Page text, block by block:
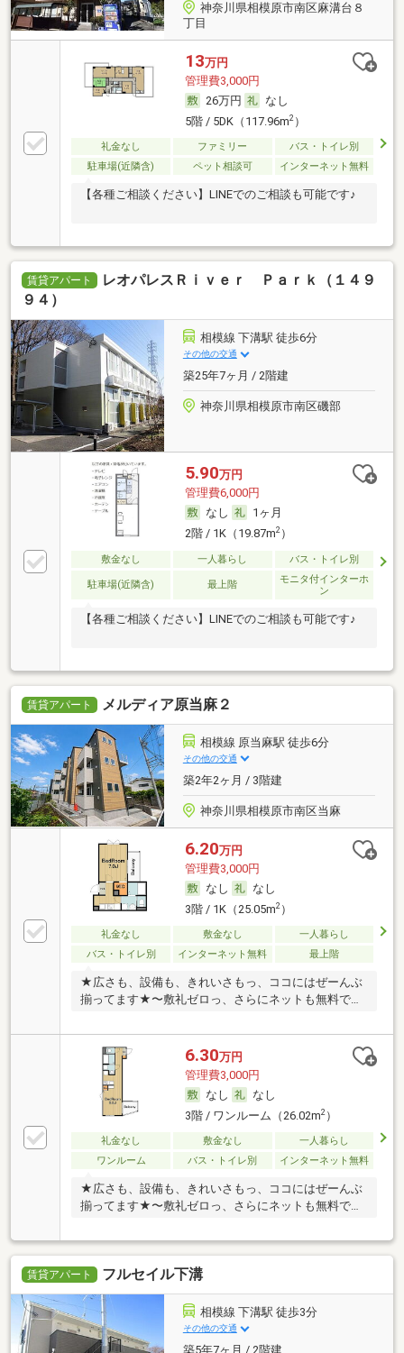
神奈川県相模原市南区麻溝台８
丁目
13万円
管理費3,000円
26万円
なし
5階 / 5DK（117.96m2）
礼金なし ファミリー
バス・トイレ別
駐車場(近隣含)
ペット相談可 インターネット無料
【各種ご相談ください】LINEでのご相談も可能です♪
賃貸アパート
レオパレスＲｉｖｅｒ Ｐａｒｋ（１４９
９４）
相模線 下溝駅 徒歩6分
その他の交通
築25年7ヶ月 / 2階建
神奈川県相模原市南区磯部
5.90万円
管理費6,000円
なし
1ヶ月
2階 / 1K（19.87m2）
敷金なし 一人暮らし バス・トイレ別
駐車場(近隣含) 最上階
モニタ付インターホ
ン
【各種ご相談ください】LINEでのご相談も可能です♪
賃貸アパート メルディア原当麻２
相模線 原当麻駅 徒歩6分
その他の交通
築2年2ヶ月 / 3階建
神奈川県相模原市南区当麻
6.20万円
管理費3,000円
なし
なし
3階 / 1K（25.05m2）
礼金なし 敷金なし
一人暮らし
バス・トイレ別
インターネット無料 最上階
★広さも、設備も、きれいさもっ、ココにはぜーんぶ
揃ってます★〜敷礼ゼロっ、さらにネットも無料です
6.30万円
管理費3,000円
なし
なし
3階 / ワンルーム（26.02m2）
礼金なし 敷金なし
一人暮らし
ワンルーム
バス・トイレ別 インターネット無料
★広さも、設備も、きれいさもっ、ココにはぜーんぶ
揃ってます★〜敷礼ゼロっ、さらにネットも無料です
賃貸アパート フルセイル下溝
相模線 下溝駅 徒歩3分
その他の交通
築5年7ヶ月 / 2階建